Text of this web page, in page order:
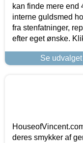
kan finde mere
interne guldsmed
fra stenfatninger,
efter eget ønske.
Se
deres smykker af